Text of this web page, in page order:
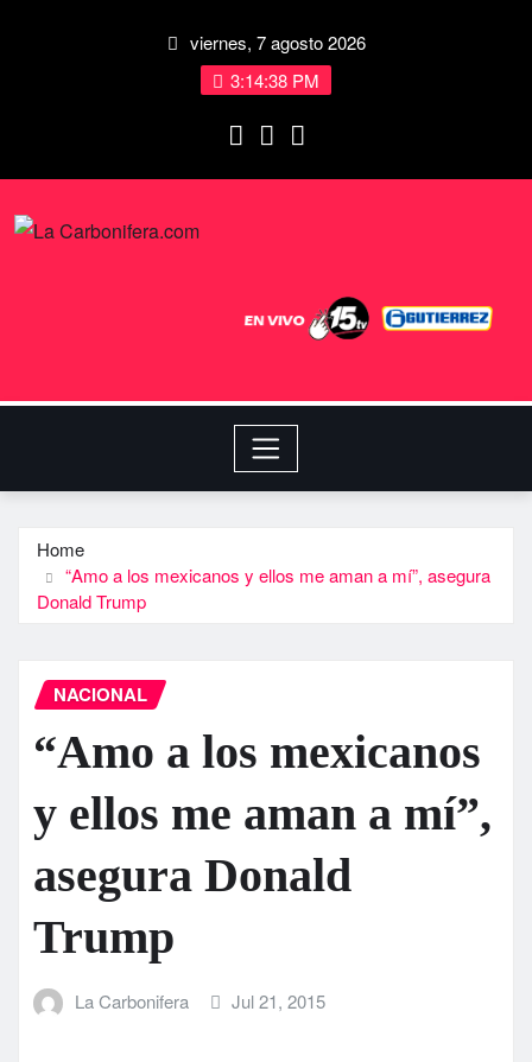
viernes, 7 agosto 2026
3:14:39 PM
Home
“Amo a los mexicanos y ellos me aman a mí­”, asegura
Donald Trump
NACIONAL
“Amo a los mexicanos
y ellos me aman a mí­”,
asegura Donald
Trump
La Carbonifera Jul 21, 2015